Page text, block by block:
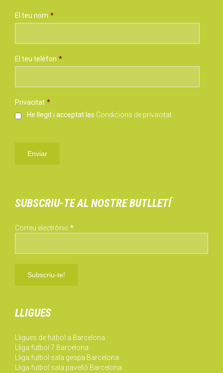
El teu nom *
El teu telèfon *
Privacitat *
He llegit i acceptat les Condicions de privacitat
SUBSCRIU-TE AL NOSTRE BUTLLETÍ
Correu electrònic *
LLIGUES
Lligues de futbol a Barcelona
Lliga futbol 7 Barcelona
Lliga futbol sala gespa Barcelona
Lliga futbol sala pavelló Barcelona